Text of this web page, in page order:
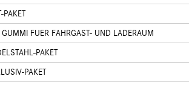
PAKET
GUMMI FUER FAHRGAST- UND LADERAUM
PAKET
PAKET